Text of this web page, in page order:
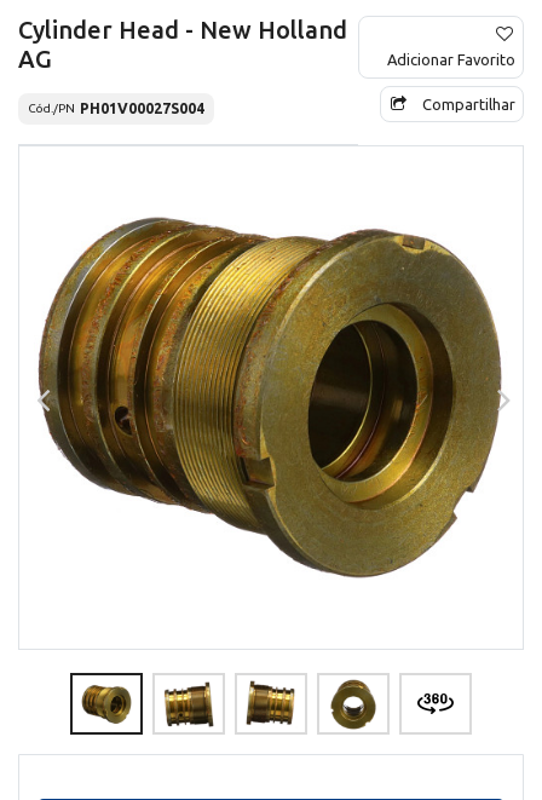
Cylinder Head - New Holland
AG
Cód./PN PH01V00027S004
Adicionar Favorito
Compartilhar